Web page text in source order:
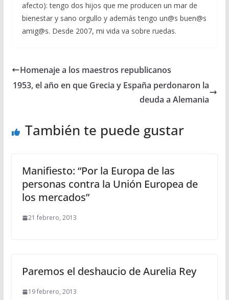
afecto): tengo dos hijos que me producen un mar de
bienestar y sano orgullo y además tengo un@s buen@s
amig@s. Desde 2007, mi vida va sobre ruedas.
Homenaje a los maestros republicanos
1953, el año en que Grecia y España perdonaron la
deuda a Alemania
También te puede gustar
Manifiesto: “Por la Europa de las
personas contra la Unión Europea de
los mercados”
21 febrero, 2013
Paremos el deshaucio de Aurelia Rey
19 febrero, 2013